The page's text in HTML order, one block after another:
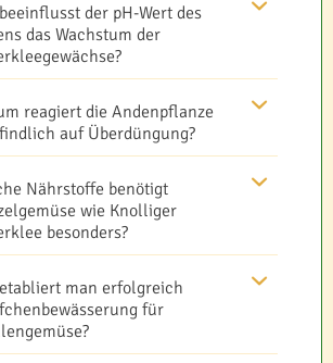
der pH-Wert des
das Wachstum der
reagiert die Andenpflanze
auf Überdüngung?
Nährstoffe benötigt
wie Knolliger
besonders?
man erfolgreich
für